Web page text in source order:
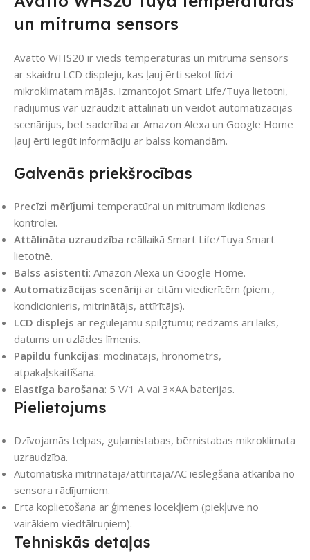
un mitruma sensors
Avatto WHS20 ir vieds temperatūras un mitruma sensors
ar skaidru LCD displeju, kas ļauj ērti sekot līdzi
mikroklimatam mājās. Izmantojot Smart Life/Tuya lietotni,
rādījumus var uzraudzīt attālināti un veidot automatizācijas
scenārijus, bet saderība ar Amazon Alexa un Google Home
ļauj ērti iegūt informāciju ar balss komandām.
Galvenās priekšrocības
Precīzi mērījumi temperatūrai un mitrumam ikdienas
kontrolei.
Attālināta uzraudzība reāllaikā Smart Life/Tuya Smart
lietotnē.
Balss asistenti: Amazon Alexa un Google Home.
Automatizācijas scenāriji ar citām viedierīcēm (piem.,
kondicionieris, mitrinātājs, attīrītājs).
LCD displejs ar regulējamu spilgtumu; redzams arī laiks,
datums un uzlādes līmenis.
Papildu funkcijas: modinātājs, hronometrs,
atpakaļskaitīšana.
Elastīga barošana: 5 V/1 A vai 3×AA baterijas.
Pielietojums
Dzīvojamās telpas, guļamistabas, bērnistabas mikroklimata
uzraudzība.
Automātiska mitrinātāja/attīrītāja/AC ieslēgšana atkarībā no
sensora rādījumiem.
Ērta koplietošana ar ģimenes locekļiem (piekļuve no
vairākiem viedtālruņiem).
Tehniskās detaļas